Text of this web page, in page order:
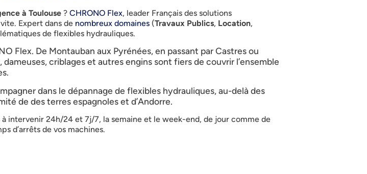
à Toulouse ? CHRONO Flex, leader Français des solutions
Expert dans de nombreux domaines (Travaux Publics, Location,
de flexibles hydrauliques.
Flex. De Montauban aux Pyrénées, en passant par Castres ou
criblages et autres engins sont fiers de couvrir l’ensemble
dans le dépannage de flexibles hydrauliques, au-delà des
de des terres espagnoles et d’Andorre.
intervenir 24h/24 et 7j/7, la semaine et le week-end, de jour comme de
d’arrêts de vos machines.